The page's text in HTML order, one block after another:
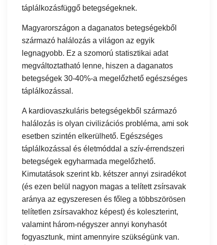
táplálkozásfüggő betegségeknek.
Magyarországon a daganatos betegségekből
származó halálozás a világon az egyik
legnagyobb. Ez a szomorú statisztikai adat
megváltoztatható lenne, hiszen a daganatos
betegségek 30-40%-a megelőzhető egészséges
táplálkozással.
A kardiovaszkuláris betegségekből származó
halálozás is olyan civilizációs probléma, ami sok
esetben szintén elkerülhető. Egészséges
táplálkozással és életmóddal a szív-érrendszeri
betegségek egyharmada megelőzhető.
Kimutatások szerint kb. kétszer annyi zsiradékot
(és ezen belül nagyon magas a telített zsírsavak
aránya az egyszeresen és főleg a többszörösen
telítetlen zsírsavakhoz képest) és koleszterint,
valamint három-négyszer annyi konyhasót
fogyasztunk, mint amennyire szükségünk van.